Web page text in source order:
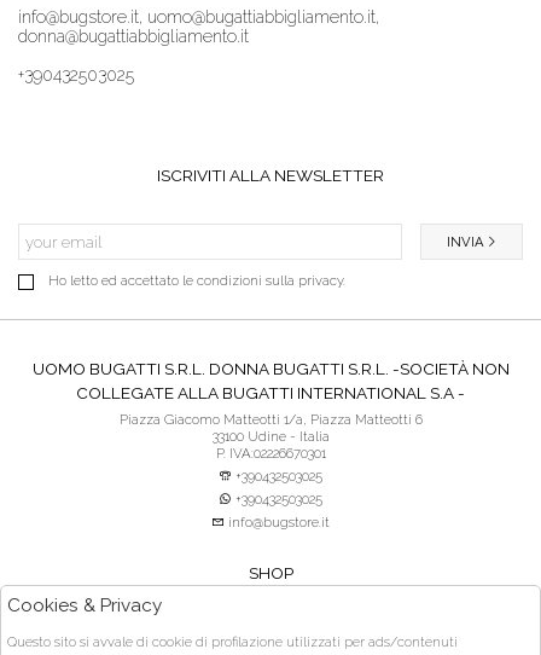
info@bugstore.it, uomo@bugattiabbigliamento.it,
donna@bugattiabbigliamento.it
+390432503025
ISCRIVITI ALLA NEWSLETTER
Ho letto ed accettato le condizioni sulla privacy.
INVIA
UOMO BUGATTI S.R.L. DONNA BUGATTI S.R.L. -SOCIETÀ NON
COLLEGATE ALLA BUGATTI INTERNATIONAL S.A -
Piazza Giacomo Matteotti 1/a, Piazza Matteotti 6
33100 Udine - Italia
P. IVA:02226670301
+390432503025
+390432503025
info@bugstore.it
SHOP
ACQUISTO SICURO
Cookies & Privacy
Questo sito si avvale di cookie di profilazione utilizzati per ads/contenuti